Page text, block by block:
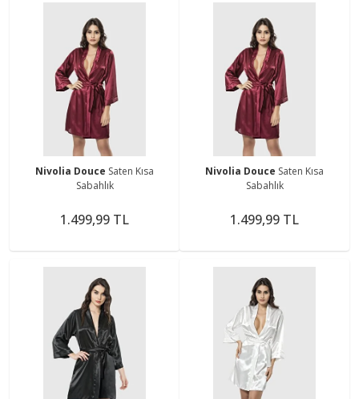
Nivolia Douce Saten Kısa
Sabahlık
1.499,99 TL
Nivolia Douce Saten Kısa
Sabahlık
1.499,99 TL